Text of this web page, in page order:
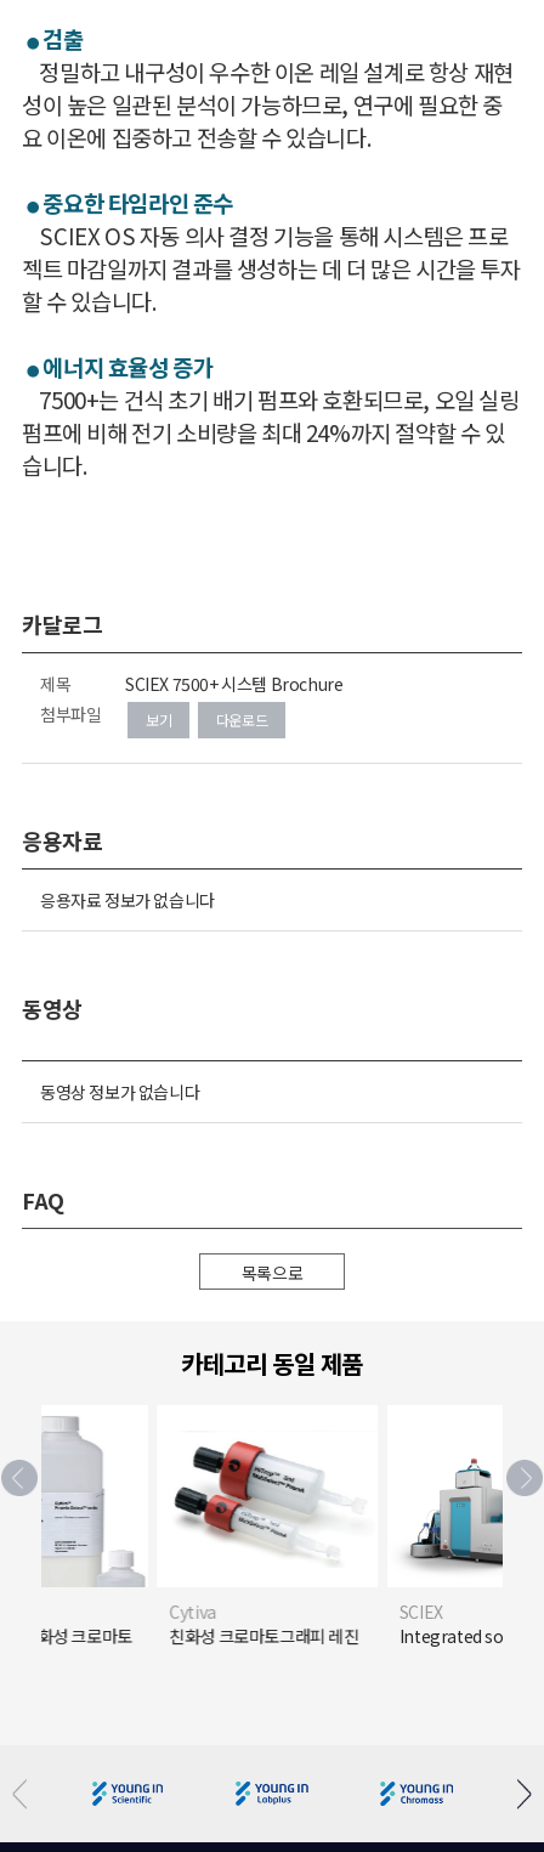
● 검출
정밀하고 내구성이 우수한 이온 레일 설계로 항상 재현
성이 높은 일관된 분석이 가능하므로, 연구에 필요한 중
요 이온에 집중하고 전송할 수 있습니다.
● 중요한 타임라인 준수
SCIEX OS 자동 의사 결정 기능을 통해 시스템은 프로
젝트 마감일까지 결과를 생성하는 데 더 많은 시간을 투자
할 수 있습니다.
● 에너지 효율성 증가
7500+는 건식 초기 배기 펌프와 호환되므로, 오일 실링
펌프에 비해 전기 소비량을 최대 24%까지 절약할 수 있
습니다.
카달로그
제목
SCIEX 7500+ 시스템 Brochure
첨부파일
보기 다운로드
응용자료
응용자료 정보가 없습니다
동영상
동영상 정보가 없습니다
FAQ
목록으로
카테고리 동일 제품
친화성 크로마토
Cytiva
친화성 크로마토그래피 레진
SCIEX
Integrated